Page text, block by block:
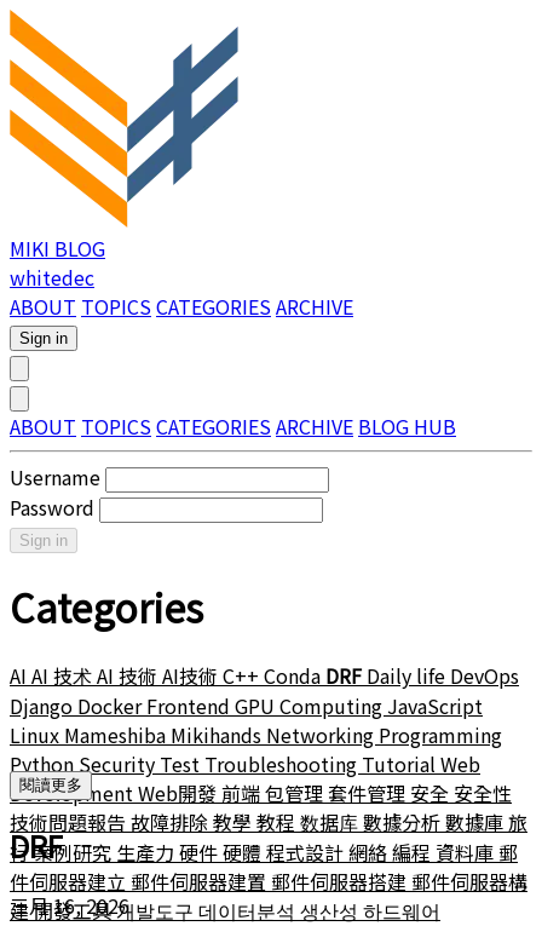
MIKI BLOG
whitedec
ABOUT TOPICSCATEGORIESARCHIVE
Sign in
ABOUT TOPICSCATEGORIESARCHIVE BLOG HUB
Username
Password
Sign in
Categories
AI AI 技术AI 技術 AI技術 C++ Conda DRFDaily life DevOps
Django DockerFrontend GPU Computing JavaScript
Linux Mameshiba Mikihands Networking Programming
PythonSecurity Test Troubleshooting Tutorial Web
DevelopmentWeb開發前端包管理套件管理 安全 安全性
技術問題報告 故障排除教學 教程 数据库數據分析數據庫旅
行案例研究 生產力 硬件硬體 程式設計網絡編程 資料庫 郵
件伺服器建立 郵件伺服器建置 郵件伺服器搭建 郵件伺服器構
建開發工具개발도구 데이터분석 생산성 하드웨어
閱讀更多
DRF
三月 16, 2026